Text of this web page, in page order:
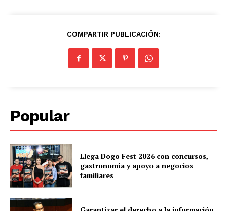
COMPARTIR PUBLICACIÓN:
Popular
Llega Dogo Fest 2026 con concursos,
gastronomía y apoyo a negocios
familiares